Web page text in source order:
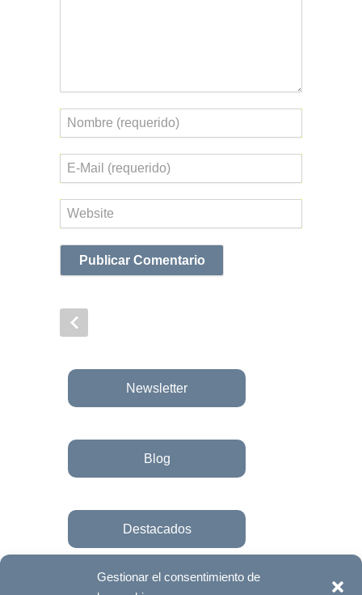
Gestionar el consentimiento de
Nombre
Correo
electrónico
Web
Newsletter
Blog
Destacados